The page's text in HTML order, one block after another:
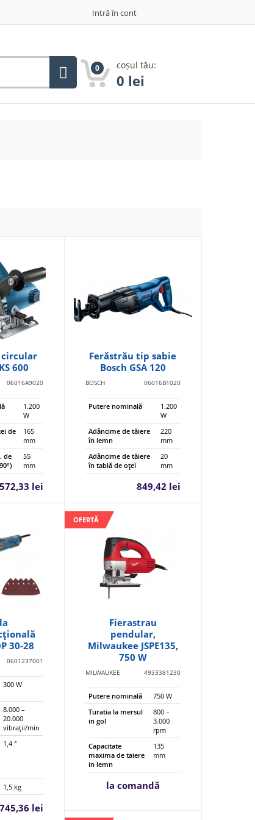
Intră în cont
0 coșul tău:
0 lei
circular
600
06016A9020
1.200
W
de
165
mm
de
55
mm
572,33 lei
Ferăstrău tip sabie
Bosch GSA 120
BOSCH 06016B1020
Putere nominală
1.200
W
Adâncime de tăiere
în lemn
220
mm
Adâncime de tăiere
în tablă de oţel
20
mm
849,42 lei
30-28
0601237001
300 W
8.000 –
20.000
vibraţii/min
1,4 °
1,5 kg
745,36 lei
OFERTĂ
Fierastrau
pendular,
Milwaukee JSPE135,
750 W
MILWAUKEE 4933381230
Putere nominală
750 W
Turatia la mersul
in gol
800 –
3.000
rpm
Capacitate
maxima de taiere
in lemn
135
mm
la comandă